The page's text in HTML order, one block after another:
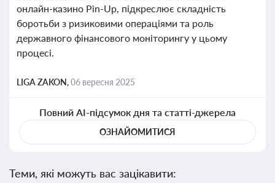
онлайн-казино Pin-Up, підкреслює складність
боротьби з ризиковими операціями та роль
державного фінансового моніторингу у цьому
процесі.
LIGA ZAKON,06 вересня 2025
Повний AI-підсумок дня та статті-джерела
ОЗНАЙОМИТИСЯ
Теми, які можуть вас зацікавити: